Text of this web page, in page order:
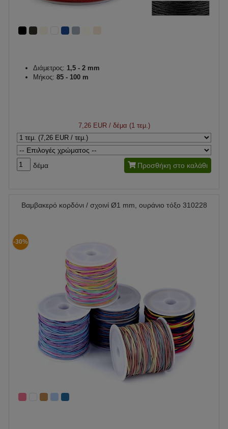
Διάμετρος: 1,5 - 2 mm
Μήκος: 85 - 100 m
7,26 EUR/ δέμα (1 τεμ.)
δέμα Προσθήκη στο καλάθι
Βαμβακερό κορδόνι / σχοινί Ø1 mm, ουράνιο τόξο 310228
-30%